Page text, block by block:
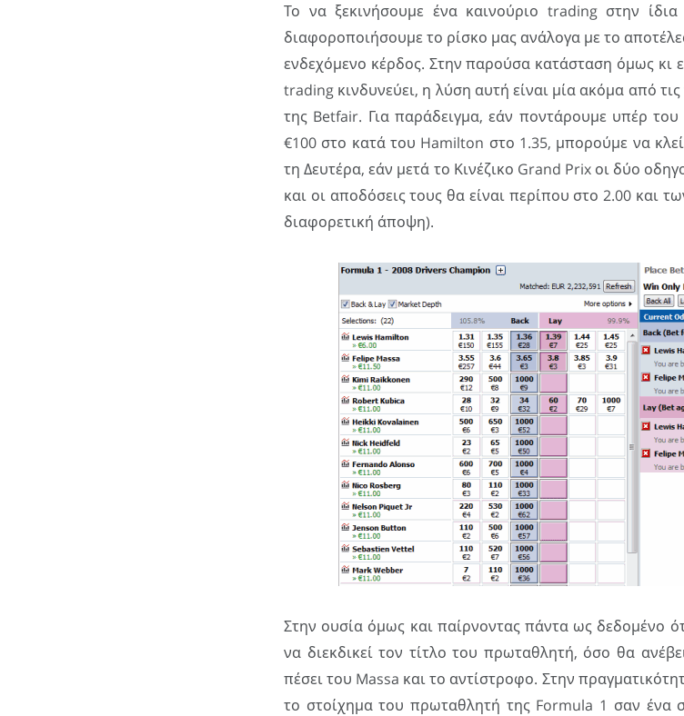
Το να ξεκινήσουμε ένα καινούριο trading στην
διαφοροποιήσουμε το ρίσκο μας ανάλογα με το
ενδεχόμενο κέρδος. Στην παρούσα κατάσταση όμως κι
trading κινδυνεύει, η λύση αυτή είναι μία ακόμα από
της Betfair. Για παράδειγμα, εάν ποντάρουμε υπέρ
€100 στο κατά του Hamilton στο 1.35, μπορούμε να
τη Δευτέρα, εάν μετά το Κινέζικο Grand Prix οι δύο
και οι αποδόσεις τους θα είναι περίπου στο 2.00 και
διαφορετική άποψη).
Στην ουσία όμως και παίρνοντας πάντα ως δεδομένο
να διεκδικεί τον τίτλο του πρωταθλητή, όσο θα
πέσει του Massa και το αντίστροφο. Στην
το στοίχημα του πρωταθλητή της Formula 1 σαν ένα